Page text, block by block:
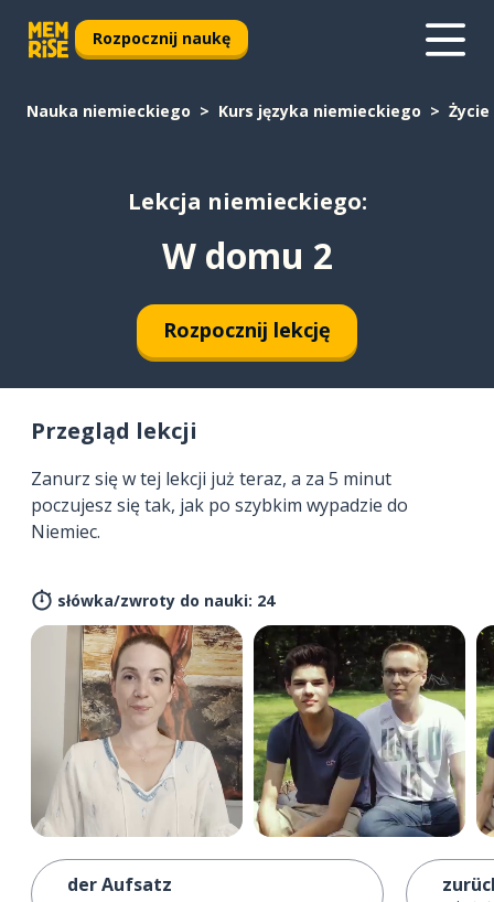
Rozpocznij naukę
Nauka niemieckiego Kurs języka niemieckiego Życie
Lekcja niemieckiego:
W domu 2
Rozpocznij lekcję
Przegląd lekcji
Zanurz się w tej lekcji już teraz, a za 5 minut
poczujesz się tak, jak po szybkim wypadzie do
Niemiec.
słówka/zwroty do nauki: 24
der Aufsatz